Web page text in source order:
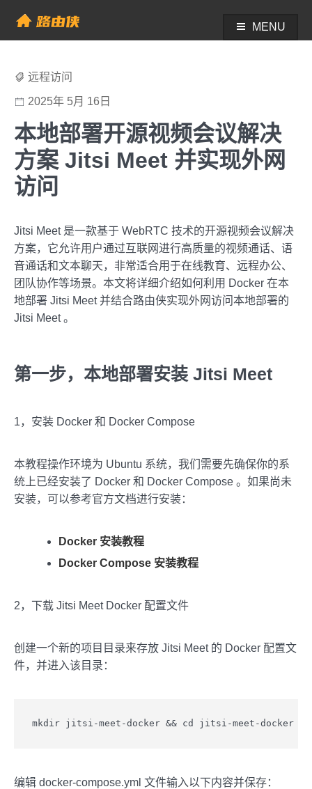
content
帮助中心 - 路由侠
MENU
远程访问
2025年 5月 16日
本地部署开源视频会议解决
方案 Jitsi Meet 并实现外网
访问
Jitsi Meet 是一款基于 WebRTC 技术的开源视频会议解决
方案，它允许用户通过互联网进行高质量的视频通话、语
音通话和文本聊天，非常适合用于在线教育、远程办公、
团队协作等场景。本文将详细介绍如何利用 Docker 在本
地部署 Jitsi Meet 并结合路由侠实现外网访问本地部署的
Jitsi Meet 。
第一步，本地部署安装 Jitsi Meet
1，安装 Docker 和 Docker Compose
本教程操作环境为 Ubuntu 系统，我们需要先确保你的系
统上已经安装了 Docker 和 Docker Compose 。如果尚未
安装，可以参考官方文档进行安装：
Docker 安装教程
Docker Compose 安装教程
2，下载 Jitsi Meet Docker 配置文件
创建一个新的项目目录来存放 Jitsi Meet 的 Docker 配置文
件，并进入该目录：
mkdir jitsi-meet-docker && cd jitsi-meet-docker
编辑 docker-compose.yml 文件输入以下内容并保存：